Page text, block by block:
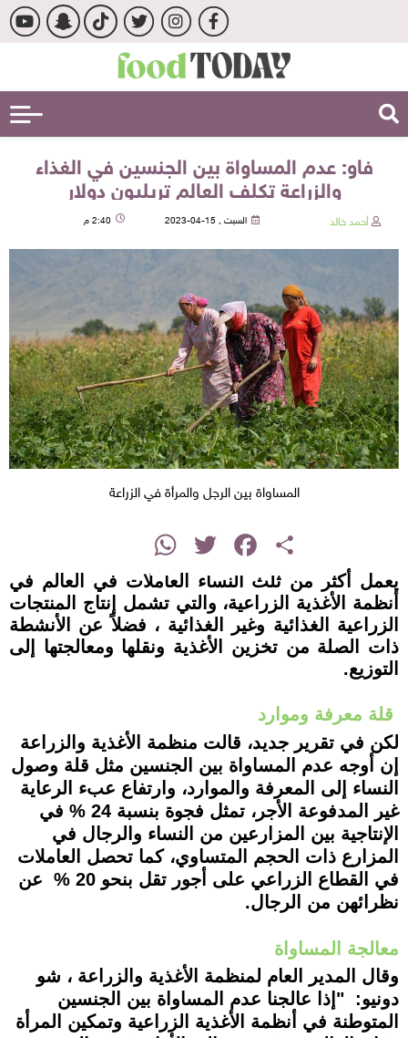
فاو: عدم المساواة بين الجنسين في الغذاء
والزراعة تكلف العالم تريليون دولار
أحمد خالد السبت , 15-04-2023 2:40 م
المساواة بين الرجل والمرأة في الزراعة
Share
Facebook
Twitter
WhatsApp
يعمل أكثر من ثلث النساء العاملات في العالم في
أنظمة الأغذية الزراعية، والتي تشمل إنتاج المنتجات
الزراعية الغذائية وغير الغذائية ، فضلاً عن الأنشطة
ذات الصلة من تخزين الأغذية ونقلها ومعالجتها إلى
التوزيع.
قلة معرفة وموارد
لكن في تقرير جديد، قالت منظمة الأغذية والزراعة
إن أوجه عدم المساواة بين الجنسين مثل قلة وصول
النساء إلى المعرفة والموارد، وارتفاع عبء الرعاية
غير المدفوعة الأجر، تمثل فجوة بنسبة 24 % في
الإنتاجية بين المزارعين من النساء والرجال في
المزارع ذات الحجم المتساوي، كما تحصل العاملات
في القطاع الزراعي على أجور تقل بنحو 20 % عن
نظرائهن من الرجال.
معالجة المساواة
وقال المدير العام لمنظمة الأغذية والزراعة ، شو
دونيو: "إذا عالجنا عدم المساواة بين الجنسين
المتوطنة في أنظمة الأغذية الزراعية وتمكين المرأة